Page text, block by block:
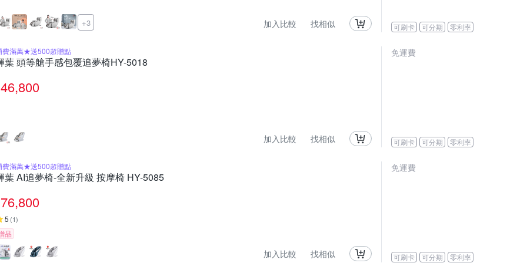
+3 加入比較 找相似 可刷卡 可分期 零利率
費滿萬★送500超贈點
葉 頭等艙手感包覆追夢椅HY-5018
46,800
加入比較 找相似
免運費
可刷卡 可分期 零利率
費滿萬★送500超贈點
葉 AI追夢椅-全新升級 按摩椅 HY-5085
76,800
5 (1)
品
加入比較 找相似
免運費
可刷卡 可分期 零利率